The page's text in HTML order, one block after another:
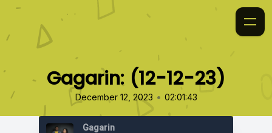
Gagarin: (12-12-23)
December 12, 2023 • 02:01:43
Gagarin